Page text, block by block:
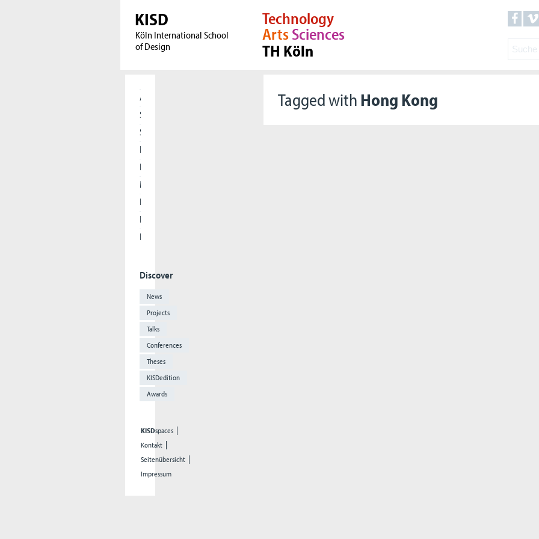
KISD
Köln International School
of Design
Technology
ArtsSciences
TH Köln
Tagged with Hong Kong
Aktuelles
Studierende
Studieninteressierte
Forschung
International
Meet our Alumni
Presse
Kooperationen
Die KISD
Discover
News
Projects
Talks
Conferences
Theses
KISDedition
Awards
KISDspaces
Kontakt
Seitenübersicht
Impressum